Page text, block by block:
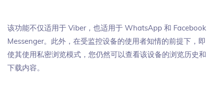
该功能不仅适用于 Viber，也适用于 WhatsApp 和 Facebook
Messenger。此外，在受监控设备的使用者知情的前提下，即
使其使用私密浏览模式，您仍然可以查看该设备的浏览历史和
下载内容。